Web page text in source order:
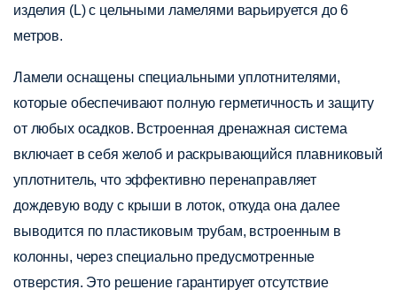
изделия (L) с цельными ламелями варьируется до 6
метров.
Ламели оснащены специальными уплотнителями,
которые обеспечивают полную герметичность и защиту
от любых осадков. Встроенная дренажная система
включает в себя желоб и раскрывающийся плавниковый
уплотнитель, что эффективно перенаправляет
дождевую воду с крыши в лоток, откуда она далее
выводится по пластиковым трубам, встроенным в
колонны, через специально предусмотренные
отверстия. Это решение гарантирует отсутствие